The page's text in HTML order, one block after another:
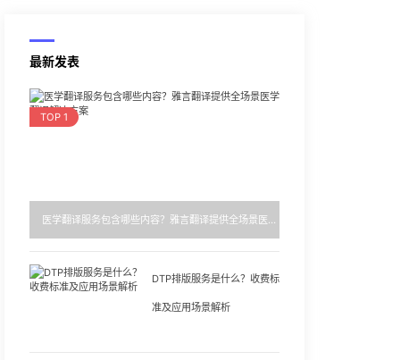
最新发表
TOP 1
医学翻译服务包含哪些内容？雅言翻译提供全场景医学翻译解决方案
DTP排版服务是什么？收费标
准及应用场景解析